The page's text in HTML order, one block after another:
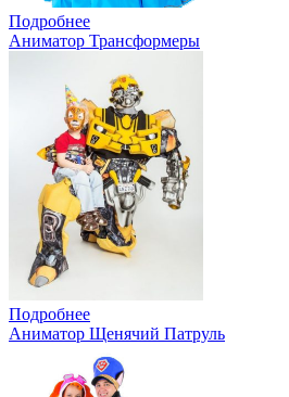
Подробнее
Аниматор Трансформеры
Подробнее
Аниматор Щенячий Патруль